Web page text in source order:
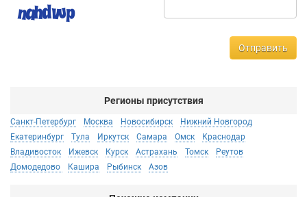
Отправить
Регионы присутствия
Санкт-Петербург Москва Новосибирск
Нижний Новгород
Екатеринбург
Тула Иркутск Самара Омск
Краснодар
Владивосток
Ижевск Курск Астрахань Томск
Реутов
Домодедово
Кашира Рыбинск Азов